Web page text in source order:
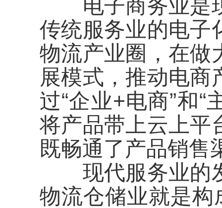
电子商务业是现
传统服务业的电子
物流产业圈，在做
展模式，推动电商
过“企业+电商”和
将产品带上云上平
既畅通了产品销售
现代服务业的发
物流仓储业就是构